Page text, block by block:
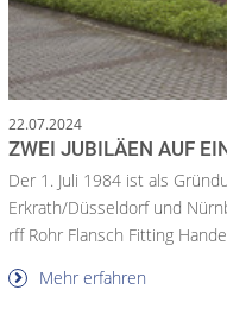
22.07.2024
ZWEI JUBILÄEN AUF
Der 1. Juli 1984 ist als
Erkrath/Düsseldorf und
rff Rohr Flansch Fitting
Mehr erfahren